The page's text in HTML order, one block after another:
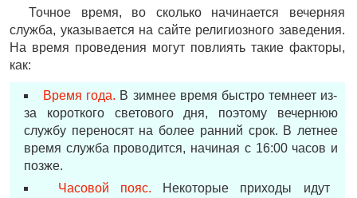
Точное время, во сколько начинается вечерняя
служба, указывается на сайте религиозного заведения.
На время проведения могут повлиять такие факторы,
как:
Время года. В зимнее время быстро темнеет из-
за короткого светового дня, поэтому вечернюю
службу переносят на более ранний срок. В летнее
время служба проводится, начиная с 16:00 часов и
позже.
Часовой пояс. Некоторые приходы идут